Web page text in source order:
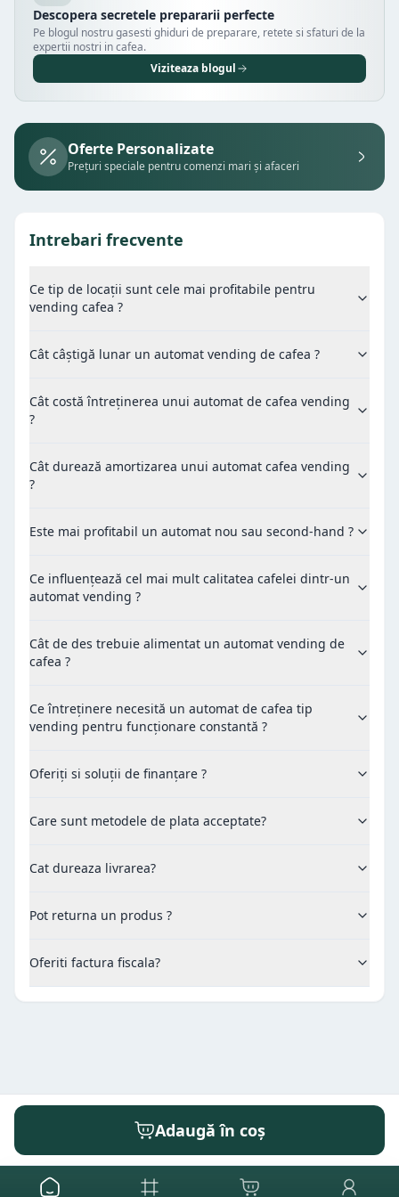
Descopera secretele prepararii perfecte
Pe blogul nostru gasesti ghiduri de preparare, retete si sfaturi de la
expertii nostri in cafea.
Viziteaza blogul
Oferte Personalizate
Prețuri speciale pentru comenzi mari și afaceri
Intrebari frecvente
Ce tip de locații sunt cele mai profitabile pentru
vending cafea ?
Cât câștigă lunar un automat vending de cafea ?
Cât costă întreținerea unui automat de cafea vending
?
Cât durează amortizarea unui automat cafea vending
?
Este mai profitabil un automat nou sau second-hand ?
Ce influențează cel mai mult calitatea cafelei dintr-un
automat vending ?
Cât de des trebuie alimentat un automat vending de
cafea ?
Ce întreținere necesită un automat de cafea tip
vending pentru funcționare constantă ?
Oferiți si soluții de finanțare ?
Care sunt metodele de plata acceptate?
Cat dureaza livrarea?
Pot returna un produs ?
Oferiti factura fiscala?
Adaugă în coș